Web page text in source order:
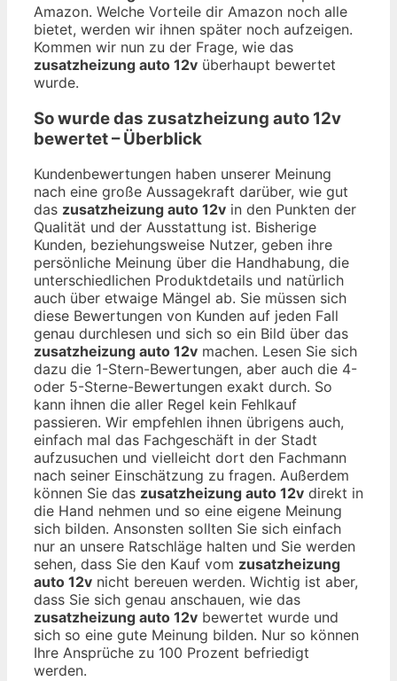
Amazon. Welche Vorteile dir Amazon noch alle
bietet, werden wir ihnen später noch aufzeigen.
Kommen wir nun zu der Frage, wie das
zusatzheizung auto 12v überhaupt bewertet
wurde.
So wurde das zusatzheizung auto 12v
bewertet – Überblick
Kundenbewertungen haben unserer Meinung
nach eine große Aussagekraft darüber, wie gut
das zusatzheizung auto 12v in den Punkten der
Qualität und der Ausstattung ist. Bisherige
Kunden, beziehungsweise Nutzer, geben ihre
persönliche Meinung über die Handhabung, die
unterschiedlichen Produktdetails und natürlich
auch über etwaige Mängel ab. Sie müssen sich
diese Bewertungen von Kunden auf jeden Fall
genau durchlesen und sich so ein Bild über das
zusatzheizung auto 12v machen. Lesen Sie sich
dazu die 1-Stern-Bewertungen, aber auch die 4-
oder 5-Sterne-Bewertungen exakt durch. So
kann ihnen die aller Regel kein Fehlkauf
passieren. Wir empfehlen ihnen übrigens auch,
einfach mal das Fachgeschäft in der Stadt
aufzusuchen und vielleicht dort den Fachmann
nach seiner Einschätzung zu fragen. Außerdem
können Sie das zusatzheizung auto 12v direkt in
die Hand nehmen und so eine eigene Meinung
sich bilden. Ansonsten sollten Sie sich einfach
nur an unsere Ratschläge halten und Sie werden
sehen, dass Sie den Kauf vom zusatzheizung
auto 12v nicht bereuen werden. Wichtig ist aber,
dass Sie sich genau anschauen, wie das
zusatzheizung auto 12v bewertet wurde und
sich so eine gute Meinung bilden. Nur so können
Ihre Ansprüche zu 100 Prozent befriedigt
werden.